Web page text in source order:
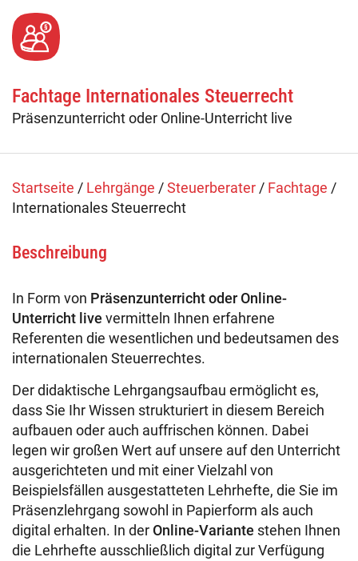
Fachtage online – Gesamtpaket
Wiederholerlehrgang
Klausuren - Level 2
Fachtage Internationales Steuerrecht
Präsenzunterricht oder Online-Unterricht live
Startseite / Lehrgänge /Steuerberater/ Fachtage /
Internationales Steuerrecht
Beschreibung
In Form von Präsenzunterricht oder Online-
Unterricht live vermitteln Ihnen erfahrene
Referenten die wesentlichen und bedeutsamen des
internationalen Steuerrechtes.
Der didaktische Lehrgangsaufbau ermöglicht es,
dass Sie Ihr Wissen strukturiert in diesem Bereich
aufbauen oder auch auffrischen können. Dabei
legen wir großen Wert auf unsere auf den Unterricht
ausgerichteten und mit einer Vielzahl von
Beispielsfällen ausgestatteten Lehrhefte, die Sie im
Präsenzlehrgang sowohl in Papierform als auch
digital erhalten. In derOnline-Variante stehen Ihnen
die Lehrhefte ausschließlich digital zur Verfügung